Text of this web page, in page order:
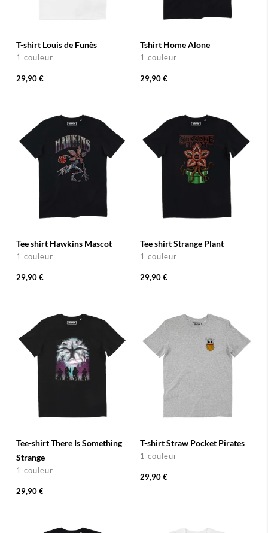
T-shirt Louis de Funès
1 couleur
29,90 €
Tshirt Home Alone
1 couleur
29,90 €
Tee shirt Hawkins Mascot
1 couleur
29,90 €
Tee shirt Strange Plant
1 couleur
29,90 €
Tee-shirt There Is Something
Strange
1 couleur
29,90 €
T-shirt Straw Pocket Pirates
1 couleur
29,90 €